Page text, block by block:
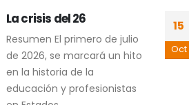
Mundos invisibles:
emplazamientos
geográficos en el Arte
Latinoamericano
Amelia Peláez, Fishes
24
Mar